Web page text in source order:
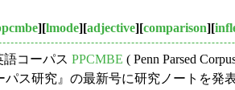
][lmode][adjective][comparison][
コーパス PPCMBE ( Penn Parsed
ス研究』の最新号に研究ノートを